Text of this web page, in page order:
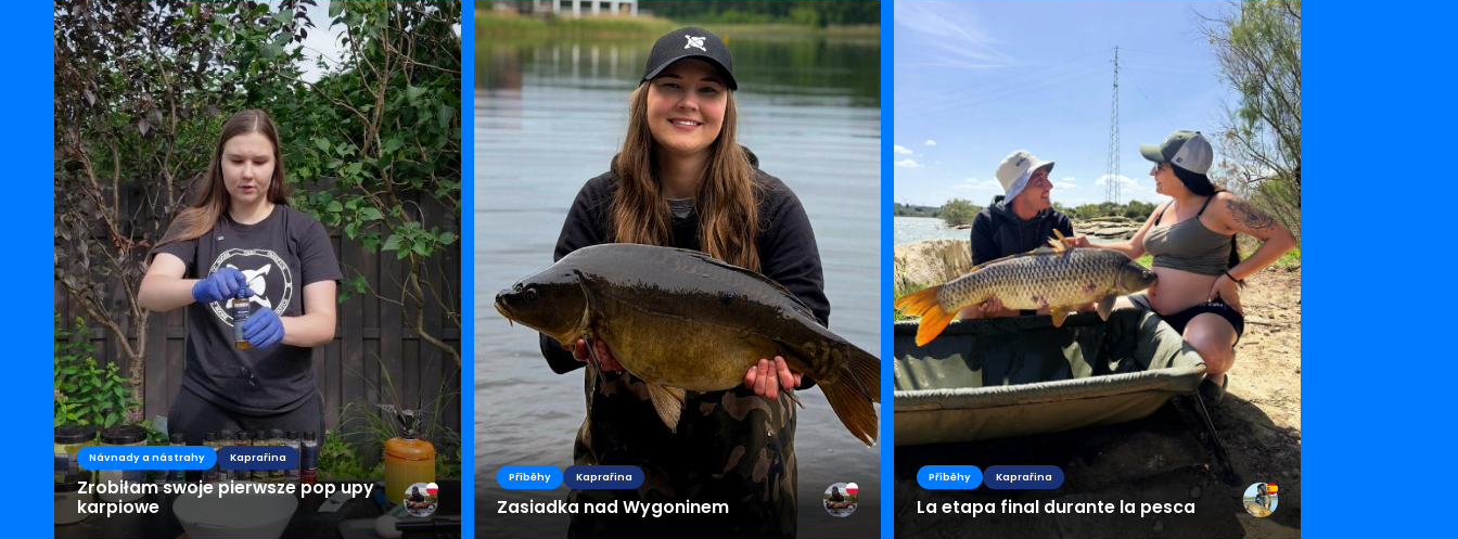
Návnady a nástrahy Kaprařina
Zrobiłam swoje pierwsze pop upy
karpiowe
Příběhy Kaprařina
Zasiadka nad Wygoninem
Příběhy Kaprařina
La etapa final durante la pesca